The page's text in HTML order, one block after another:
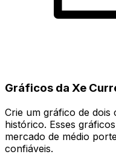
Gráficos da Xe
Crie um gráfico de dois
histórico. Esses
mercado de médio
confiáveis.